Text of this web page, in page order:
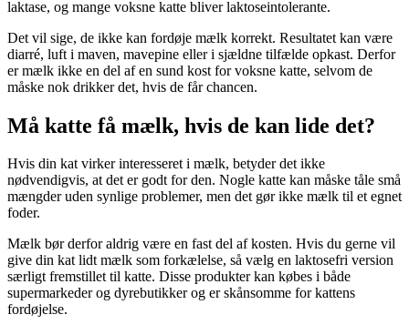
laktase, og mange voksne katte bliver laktoseintolerante.
Det vil sige, de ikke kan fordøje mælk korrekt. Resultatet kan være
diarré, luft i maven, mavepine eller i sjældne tilfælde opkast. Derfor
er mælk ikke en del af en sund kost for voksne katte, selvom de
måske nok drikker det, hvis de får chancen.
Må katte få mælk, hvis de kan lide det?
Hvis din kat virker interesseret i mælk, betyder det ikke
nødvendigvis, at det er godt for den. Nogle katte kan måske tåle små
mængder uden synlige problemer, men det gør ikke mælk til et egnet
foder.
Mælk bør derfor aldrig være en fast del af kosten. Hvis du gerne vil
give din kat lidt mælk som forkælelse, så vælg en laktosefri version
særligt fremstillet til katte. Disse produkter kan købes i både
supermarkeder og dyrebutikker og er skånsomme for kattens
fordøjelse.